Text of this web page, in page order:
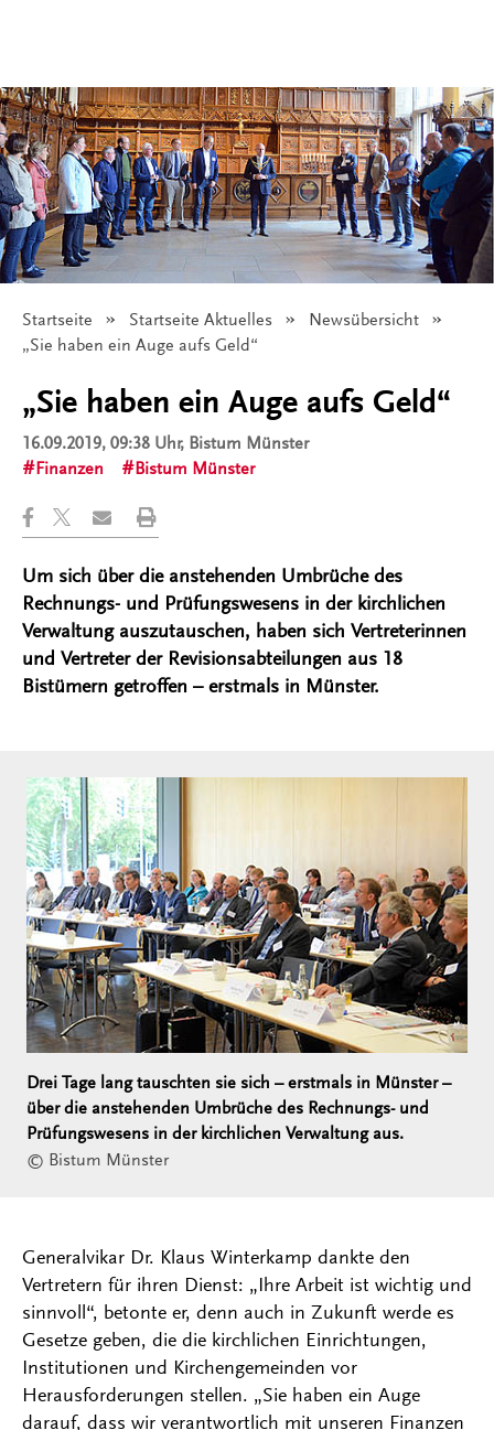
Startseite Startseite Aktuelles
Newsübersicht
Angezeigt:
„Sie haben ein Auge aufs Geld“
„Sie haben ein Auge aufs Geld“
16.09.2019, 09:38 Uhr, Bistum Münster
Finanzen
Bistum Münster
Um sich über die anstehenden Umbrüche des
Rechnungs- und Prüfungswesens in der kirchlichen
Verwaltung auszutauschen, haben sich Vertreterinnen
und Vertreter der Revisionsabteilungen aus 18
Bistümern getroffen – erstmals in Münster.
Drei Tage lang tauschten sie sich – erstmals in Münster –
über die anstehenden Umbrüche des Rechnungs- und
Prüfungswesens in der kirchlichen Verwaltung aus.
© Bistum Münster
Generalvikar Dr. Klaus Winterkamp dankte den
Vertretern für ihren Dienst: „Ihre Arbeit ist wichtig und
sinnvoll“, betonte er, denn auch in Zukunft werde es
Gesetze geben, die die kirchlichen Einrichtungen,
Institutionen und Kirchengemeinden vor
Herausforderungen stellen. „Sie haben ein Auge
darauf, dass wir verantwortlich mit unseren Finanzen